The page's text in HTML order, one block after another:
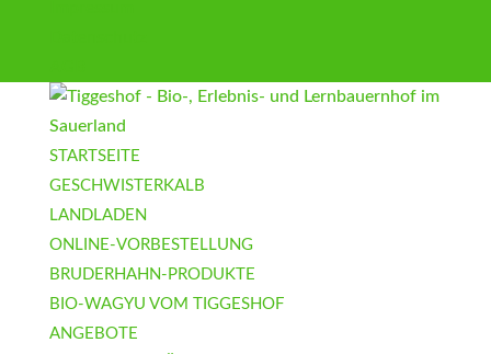
STARTSEITE
GESCHWISTERKALB
LANDLADEN
ONLINE-VORBESTELLUNG
BRUDERHAHN-PRODUKTE
BIO-WAGYU VOM TIGGESHOF
ANGEBOTE